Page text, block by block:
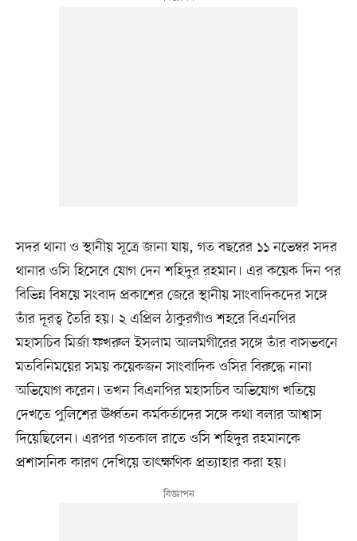
সদর থানা ও স্থানীয় সূত্রে জানা যায়, গত বছরের ১১ নভেম্বর সদর
থানার ওসি হিসেবে যোগ দেন শহিদুর রহমান। এর কয়েক দিন পর
বিভিন্ন বিষয়ে সংবাদ প্রকাশের জেরে স্থানীয় সাংবাদিকদের সঙ্গে
তাঁর দূরত্ব তৈরি হয়। ২ এপ্রিল ঠাকুরগাঁও শহরে বিএনপির
মহাসচিব মির্জা ফখরুল ইসলাম আলমগীরের সঙ্গে তাঁর বাসভবনে
মতবিনিময়ের সময় কয়েকজন সাংবাদিক ওসির বিরুদ্ধে নানা
অভিযোগ করেন। তখন বিএনপির মহাসচিব অভিযোগ খতিয়ে
দেখতে পুলিশের ঊর্ধ্বতন কর্মকর্তাদের সঙ্গে কথা বলার আশ্বাস
দিয়েছিলেন। এরপর গতকাল রাতে ওসি শহিদুর রহমানকে
প্রশাসনিক কারণ দেখিয়ে তাৎক্ষণিক প্রত্যাহার করা হয়।